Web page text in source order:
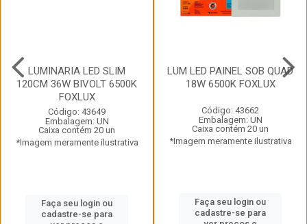
LUMINARIA LED SLIM
120CM 36W BIVOLT 6500K
FOXLUX
Código: 43649
Embalagem: UN
Caixa contém 20 un
*Imagem meramente ilustrativa
Faça seu login ou
cadastre-se para
LUM LED PAINEL SOB QUAD
18W 6500K FOXLUX
Código: 43662
Embalagem: UN
Caixa contém 20 un
*Imagem meramente ilustrativa
Faça seu login ou
cadastre-se para